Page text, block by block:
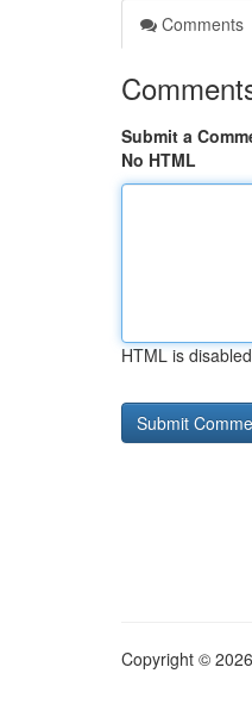
Comments
Submit a
No HTML
HTML is disabled
Copyright ©